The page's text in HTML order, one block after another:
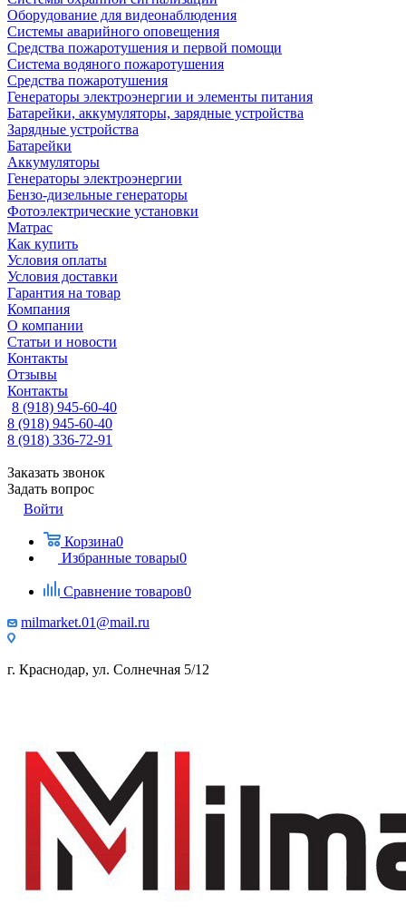
Оборудование для видеонаблюдения
Системы аварийного оповещения
Средства пожаротушения и первой помощи
Система водяного пожаротушения
Средства пожаротушения
Генераторы электроэнергии и элементы питания
Батарейки, аккумуляторы, зарядные устройства
Зарядные устройства
Батарейки
Аккумуляторы
Генераторы электроэнергии
Бензо-дизельные генераторы
Фотоэлектрические установки
Матрас
Как купить
Условия оплаты
Условия доставки
Гарантия на товар
Компания
О компании
Статьи и новости
Контакты
Отзывы
Контакты
8 (918) 945-60-40
8 (918) 945-60-40
8 (918) 336-72-91
Заказать звонок
Задать вопрос
Войти
Корзина0
Избранные товары0
Сравнение товаров0
milmarket.01@mail.ru
г. Краснодар, ул. Солнечная 5/12